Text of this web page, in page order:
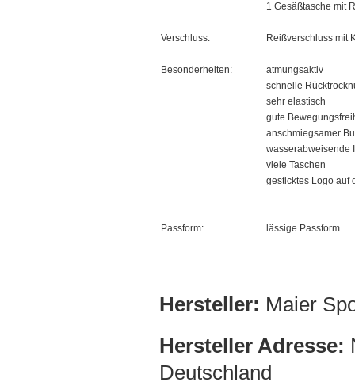
1 Gesäßtasche mit
Verschluss: Reißverschluss mit
Besonderheiten:
atmungsaktiv
schnelle
sehr elastisch
gute
anschmiegsamer
wasserabweisende
viele Taschen
gesticktes Logo auf
Passform: lässige Passform
Hersteller: Maier
Hersteller Adresse:
Deutschland